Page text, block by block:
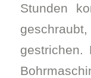
Stunden
gestrichen.